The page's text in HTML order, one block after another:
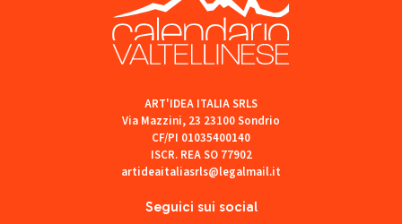
Seguici sui social
ART'IDEA ITALIA SRLS
Via Mazzini, 23 23100 Sondrio
CF/PI 01035400140
ISCR. REA SO 77902
artideaitaliasrls@legalmail.it